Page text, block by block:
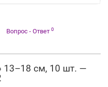
Вопрос - Ответ 0
13–18 см, 10 шт. —